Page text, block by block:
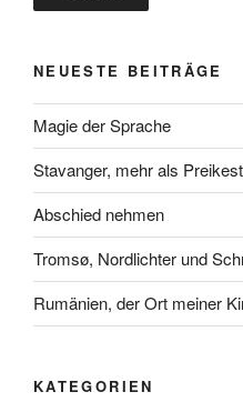
NEUESTE BEITRÄGE
Magie der Sprache
Stavanger, mehr als
Abschied nehmen
Tromsø, Nordlichter und
Rumänien, der Ort meiner
KATEGORIEN